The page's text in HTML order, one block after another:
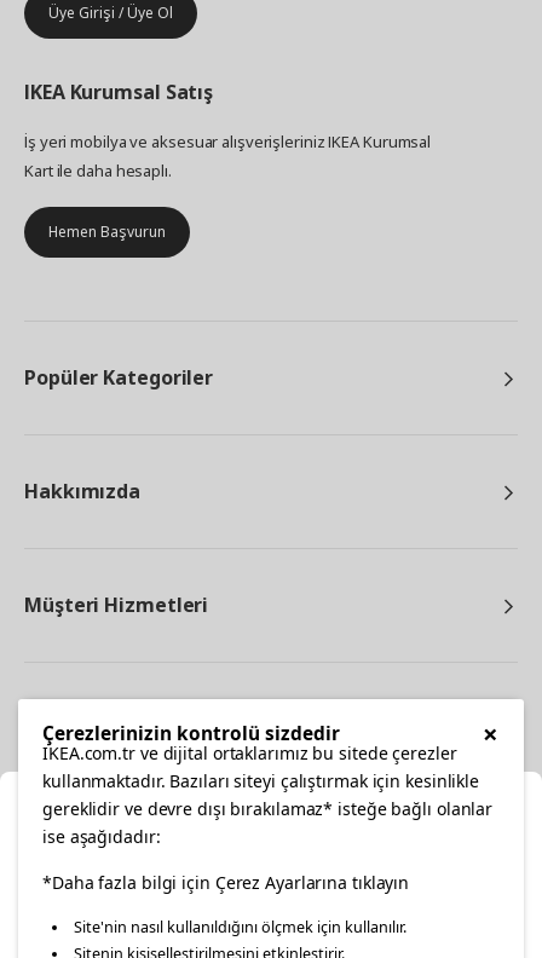
Üye Girişi / Üye Ol
IKEA Kurumsal Satış
İş yeri mobilya ve aksesuar alışverişleriniz IKEA Kurumsal
Kart ile daha hesaplı.
Hemen Başvurun
Popüler Kategoriler
Hakkımızda
Müşteri Hizmetleri
facebooktwitterinstagrampinterestyoutube
Konumunuzu Seçin
İnternetten vereceğiniz siparişlerinizde size özel hizmet ve
×
Çerezlerinizin kontrolü sizdedir
IKEA.com.tr ve dijital ortaklarımız bu sitede çerezler
kullanmaktadır. Bazıları siteyi çalıştırmak için kesinlikle
gereklidir ve devre dışı bırakılamaz* isteğe bağlı olanlar
ise aşağıdadır:
*Daha fazla bilgi için Çerez Ayarlarına tıklayın
Site'nin nasıl kullanıldığını ölçmek için kullanılır.
Sitenin kişiselleştirilmesini etkinleştirir.